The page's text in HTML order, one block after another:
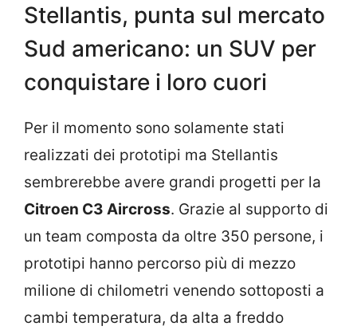
Stellantis, punta sul mercato
Sud americano: un SUV per
conquistare i loro cuori
Per il momento sono solamente stati
realizzati dei prototipi ma Stellantis
sembrerebbe avere grandi progetti per la
Citroen C3 Aircross. Grazie al supporto di
un team composta da oltre 350 persone, i
prototipi hanno percorso più di mezzo
milione di chilometri venendo sottoposti a
cambi temperatura, da alta a freddo